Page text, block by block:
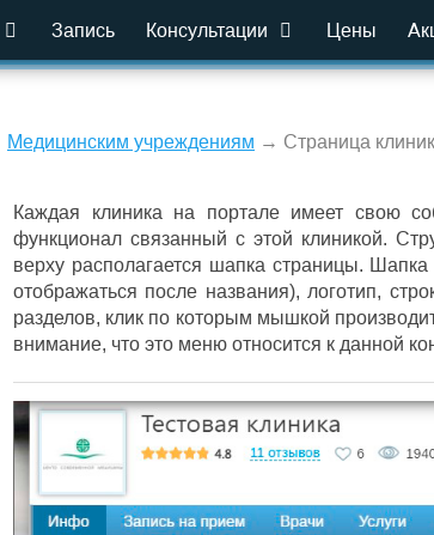
Запись Консультации Цены
Медицинским учреждениям → Страница
Каждая клиника на портале имеет свою
функционал связанный с этой клиникой.
верху располагается шапка страницы.
отображаться после названия), логотип,
разделов, клик по которым мышкой
внимание, что это меню относится к данной